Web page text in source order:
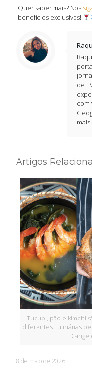
Quer saber mais? Nos
benefícios exclusivos!
de
com
mais
Artigos
Tucupi, pão e kimchi
diferentes culinárias
8 de maio de 2026